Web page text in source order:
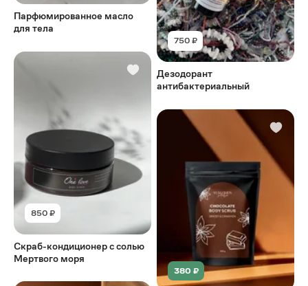
Парфюмированное масло
для тела
850 ₽
Скраб-кондиционер с солью
Мертвого моря
750 ₽
Дезодорант
антибактериальный
380 ₽